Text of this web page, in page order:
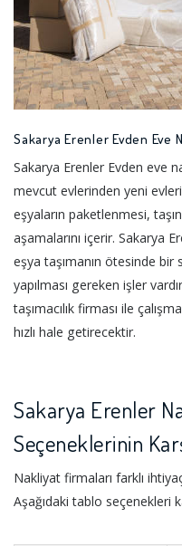
Sakarya Erenler Evden Eve
Sakarya Erenler Evden eve
mevcut evlerinden yeni
eşyaların paketlenmesi,
aşamalarını içerir. Sakarya
eşya taşımanın ötesinde
yapılması gereken işler
taşımacılık firması ile
hızlı hale getirecektir.
Sakarya Erenler
Seçeneklerinin
Nakliyat firmaları farklı
Aşağıdaki tablo seçenekleri